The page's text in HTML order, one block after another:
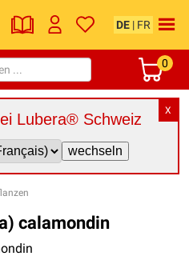
DE | FR
0
X
Lubera® Schweiz
calamondin